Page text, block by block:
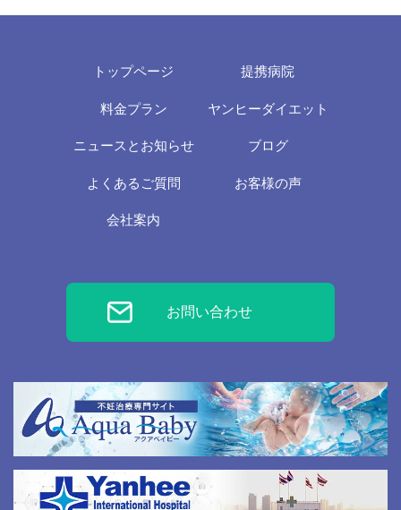
トップページ 提携病院
料金プラン ヤンヒーダイエット
ニュースとお知らせ ブログ
よくあるご質問 お客様の声
会社案内
お問い合わせ